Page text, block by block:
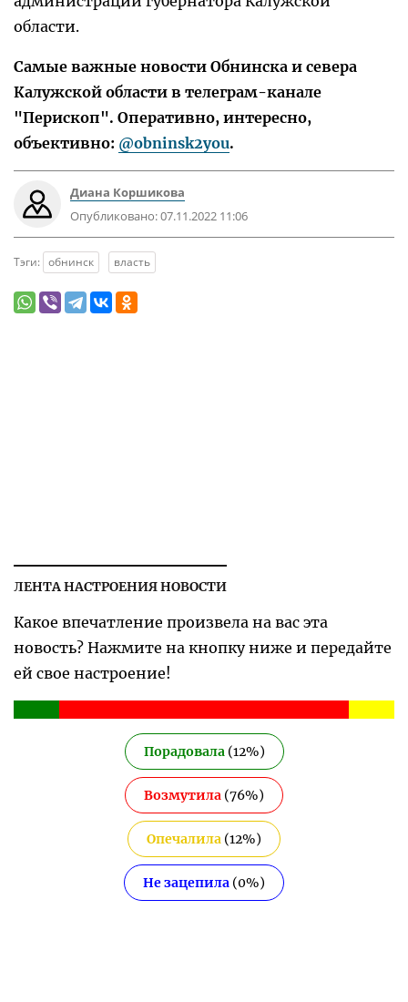
области.
Самые важные новости Обнинска и севера
Калужской области в телеграм-канале
"Перископ". Оперативно, интересно,
объективно: @obninsk2you.
Диана Коршикова
Опубликовано:07.11.2022 11:06
Тэги: обнинск власть
ЛЕНТА НАСТРОЕНИЯ НОВОСТИ
Какое впечатление произвела на вас эта
новость? Нажмите на кнопку ниже и передайте
ей свое настроение!
Порадовала(12%)
Возмутила (76%)
Опечалила (12%)
Не зацепила (0%)